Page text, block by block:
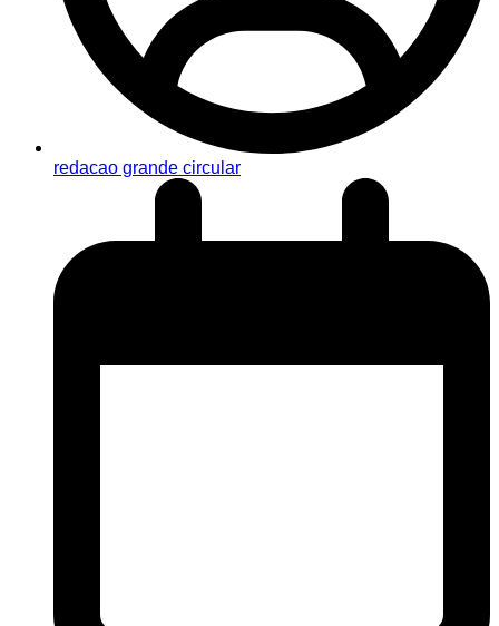
redacao grande circular